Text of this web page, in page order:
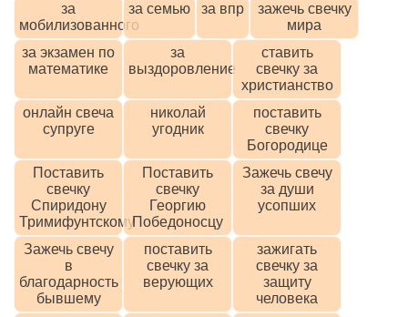
за
мобилизованного
за семью за впр
зажечь свечку
мира
за экзамен по
математике
за
выздоровление
ставить
свечку за
христианство
онлайн свеча
супруге
николай
угодник
поставить
свечку
Богородице
Поставить
свечку
Спиридону
Тримифунтскому
Поставить
свечку
Георгию
Победоносцу
Зажечь свечу
за души
усопших
Зажечь свечу
в
благодарность
бывшему
поставить
свечку за
верующих
зажигать
свечку за
защиту
человека